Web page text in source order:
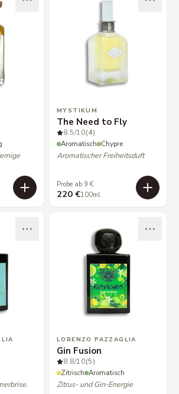
MYSTIKUM
The Need to Fly
8.5/10(4)
Aromatisch Chypre
Aromatischer Freiheitsduft
Probe ab 9 €
220 €100ml
LORENZO PAZZAGLIA
Gin Fusion
8.8/10(5)
Zitrisch Aromatisch
Zitrus- und Gin-Energie